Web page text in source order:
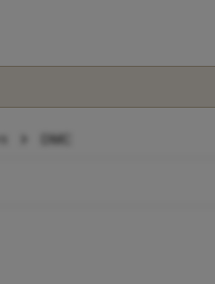
chevron_right DMC